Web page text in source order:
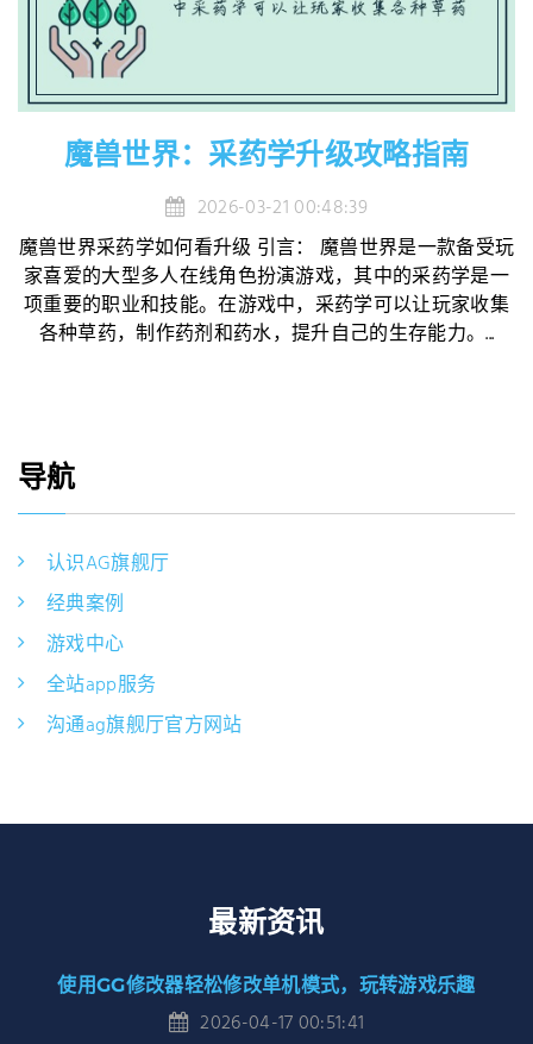
魔兽世界：采药学升级攻略指南
2026-03-21 00:48:39
魔兽世界采药学如何看升级 引言： 魔兽世界是一款备受玩
家喜爱的大型多人在线角色扮演游戏，其中的采药学是一
项重要的职业和技能。在游戏中，采药学可以让玩家收集
各种草药，制作药剂和药水，提升自己的生存能力。...
导航
认识AG旗舰厅
经典案例
游戏中心
全站app服务
沟通ag旗舰厅官方网站
最新资讯
使用GG修改器轻松修改单机模式，玩转游戏乐趣
2026-04-17 00:51:41